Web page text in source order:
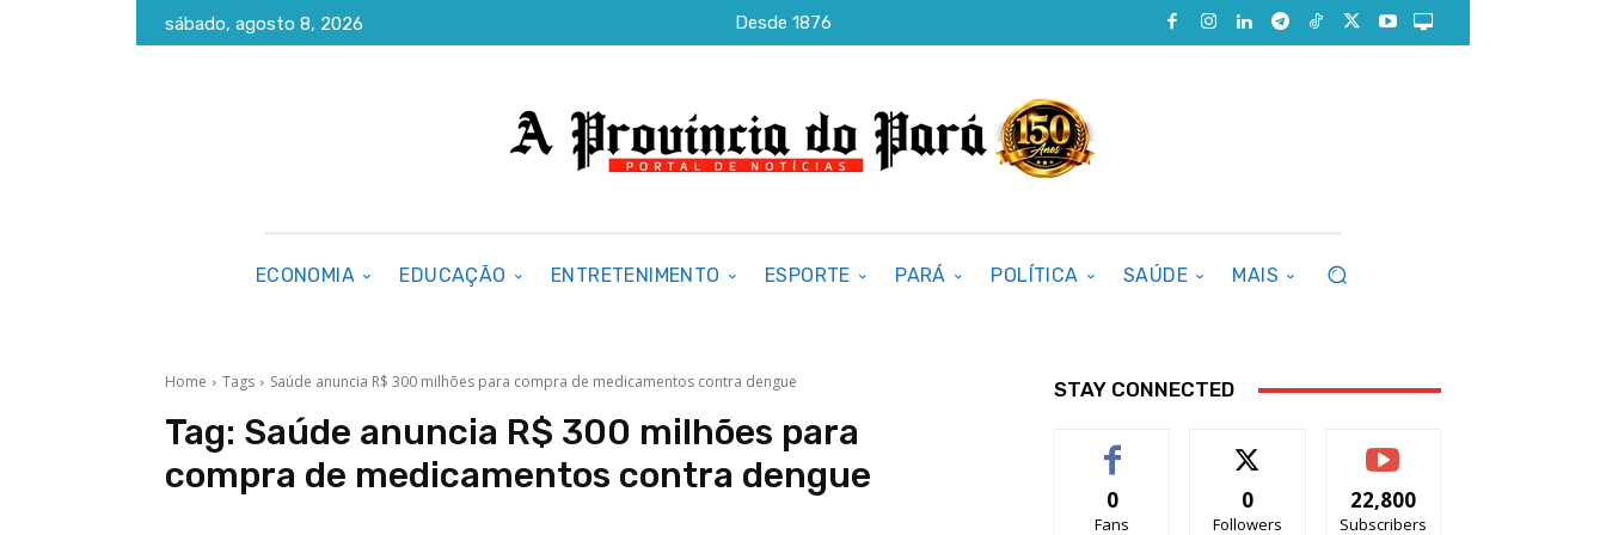
sábado, agosto 8, 2026 Desde 1876
ECONOMIA EDUCAÇÃO ENTRETENIMENTO ESPORTE PARÁ POLÍTICA SAÚDE MAIS
Home Tags Saúde anuncia R$ 300 milhões para compra de medicamentos contra dengue
Tag: Saúde anuncia R$ 300 milhões para
compra de medicamentos contra dengue
STAY CONNECTED
0
Fans
0
Followers
22,800
Subscribers